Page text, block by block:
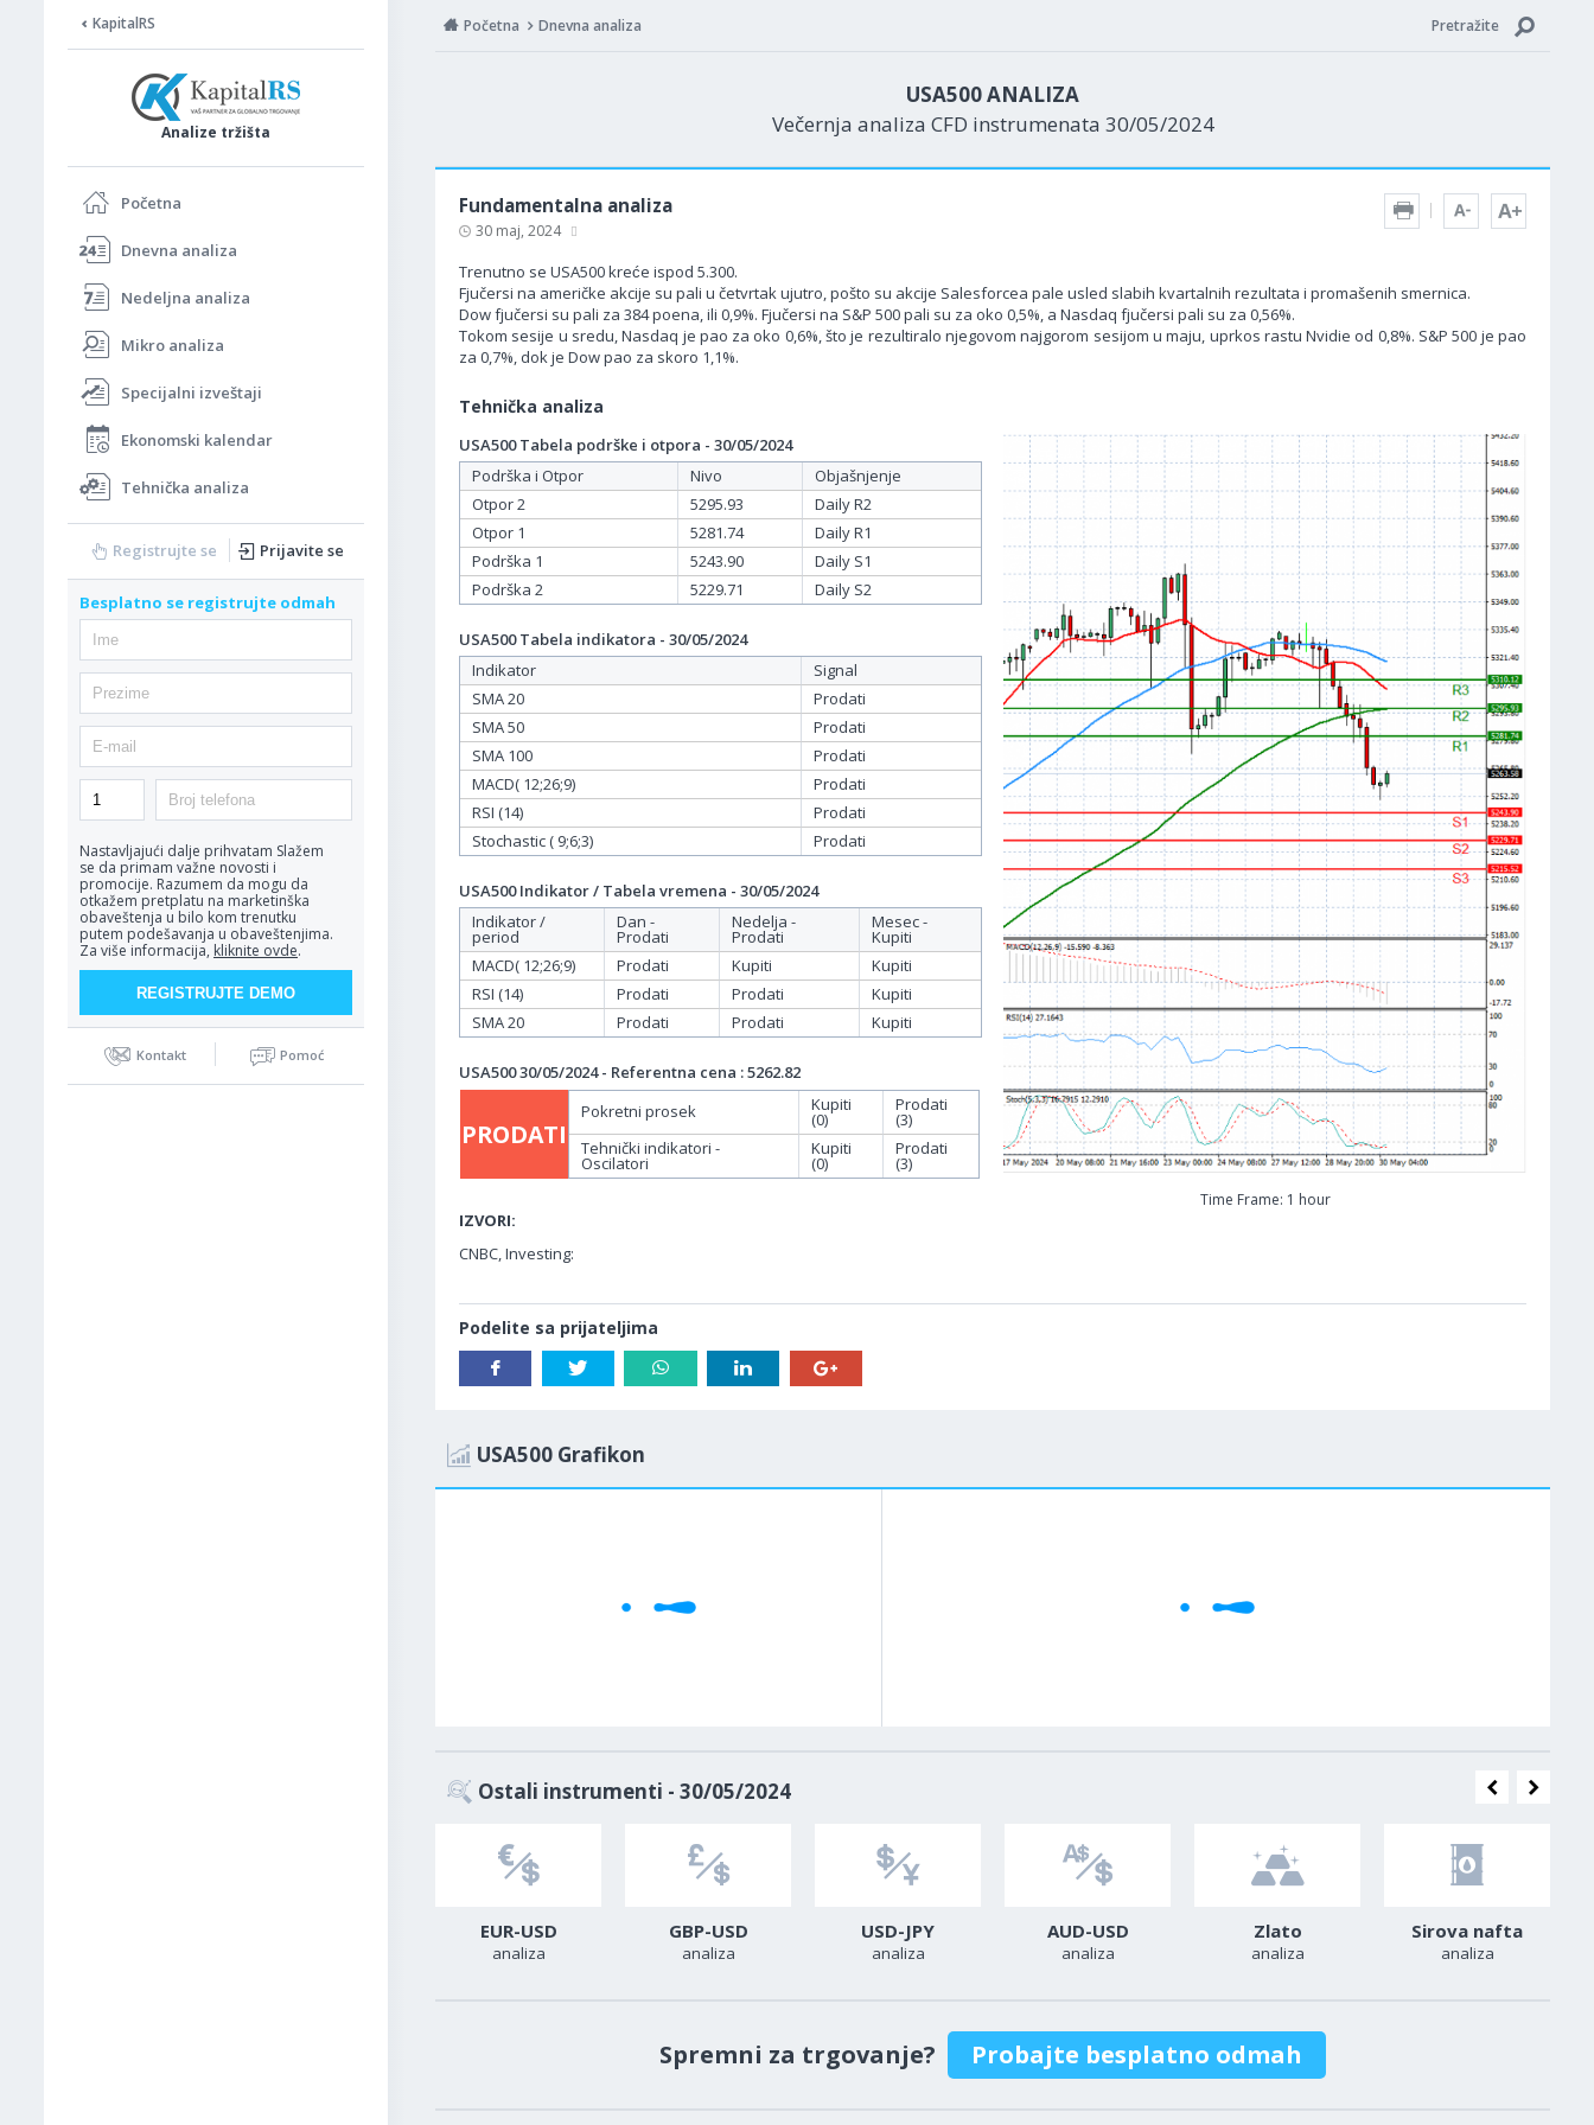
KapitalRS
Analize tržišta
Početna
Dnevna analiza
Nedeljna analiza
Mikro analiza
Specijalni izveštaji
Ekonomski kalendar
Tehnička analiza
Registrujte se Prijavite se
Besplatno se registrujte odmah
Nastavljajući dalje prihvatam Slažem
se da primam važne novosti i
promocije. Razumem da mogu da
otkažem pretplatu na marketinška
obaveštenja u bilo kom trenutku
putem podešavanja u obaveštenjima.
Za više informacija, kliknite ovde.
Kontakt Pomoć
Početna Dnevna analiza Pretražite
USA500 ANALIZA
Večernja analiza CFD instrumenata 30/05/2024
Fundamentalna analiza
30 maj, 2024
Trenutno se USA500 kreće ispod 5.300.
Fjučersi na američke akcije su pali u četvrtak ujutro, pošto su akcije Salesforcea pale usled slabih kvartalnih rezultata i promašenih smernica.
Dow fjučersi su pali za 384 poena, ili 0,9%. Fjučersi na S&P 500 pali su za oko 0,5%, a Nasdaq fjučersi pali su za 0,56%.
Tokom sesije u sredu, Nasdaq je pao za oko 0,6%, što je rezultiralo njegovom najgorom sesijom u maju, uprkos rastu Nvidie od 0,8%. S&P 500 je pao
za 0,7%, dok je Dow pao za skoro 1,1%.
Tehnička analiza
Time Frame: 1 hour
USA500 Tabela podrške i otpora - 30/05/2024
Podrška i Otpor
Nivo
Objašnjenje
Otpor 2
5295.93
Daily R2
Otpor 1
5281.74
Daily R1
Podrška 1
5243.90
Daily S1
Podrška 2
5229.71 Daily S2
USA500 Tabela indikatora - 30/05/2024
Indikator
Signal
SMA 20
Prodati
SMA 50
Prodati
SMA 100
Prodati
MACD( 12;26;9)
Prodati
RSI (14)
Prodati
Stochastic ( 9;6;3)
Prodati
USA500 Indikator / Tabela vremena - 30/05/2024
Indikator /
period
Dan -
Prodati
Nedelja -
Prodati
Mesec -
Kupiti
MACD( 12;26;9)
Prodati Kupiti
Kupiti
RSI (14)
Prodati Prodati
Kupiti
SMA 20
Prodati Prodati Kupiti
USA500 30/05/2024 - Referentna cena : 5262.82
PRODATI
Pokretni prosek Kupiti
(0)
Prodati
(3)
Tehnički indikatori -
Oscilatori
Kupiti
(0)
Prodati
(3)
IZVORI:
CNBC, Investing:
Podelite sa prijateljima
USA500 Grafikon
Ostali instrumenti - 30/05/2024
EUR-USD
analiza
GBP-USD
analiza
USD-JPY
analiza
AUD-USD
analiza
Zlato
analiza
Sirova nafta
analiza
Spremni za trgovanje? Probajte besplatno odmah